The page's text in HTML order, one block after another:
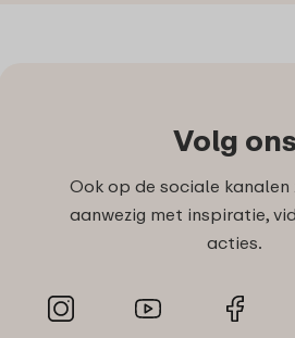
Volg
Ook op de sociale kanalen
aanwezig met inspiratie,
acties.